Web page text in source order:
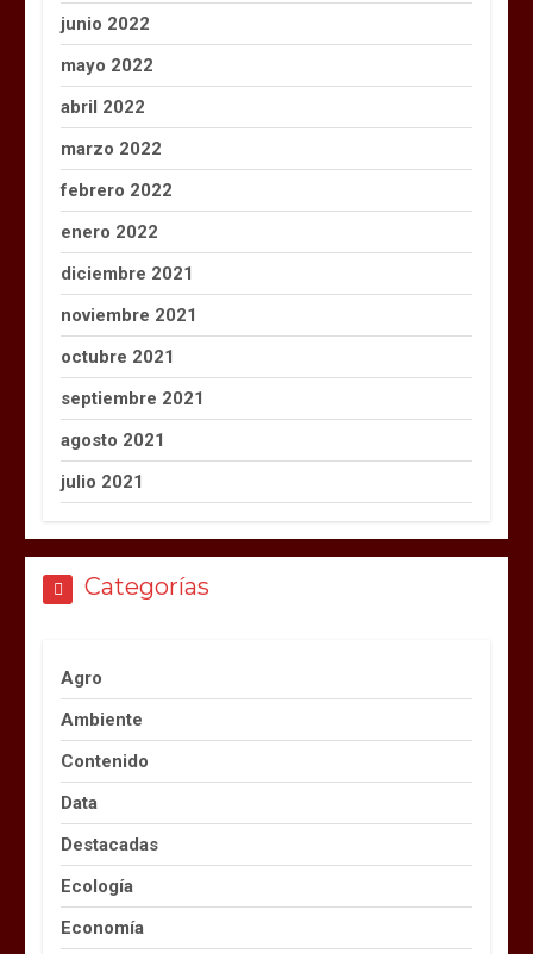
junio 2022
mayo 2022
abril 2022
marzo 2022
febrero 2022
enero 2022
diciembre 2021
noviembre 2021
octubre 2021
septiembre 2021
agosto 2021
julio 2021
Categorías
Agro
Ambiente
Contenido
Data
Destacadas
Ecología
Economía